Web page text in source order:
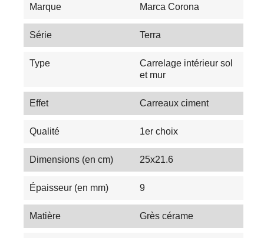
Marque Marca Corona
Série Terra
Type
Carrelage intérieur sol
et mur
Effet Carreaux ciment
Qualité 1er choix
Dimensions (en cm) 25x21.6
Épaisseur (en mm) 9
Matière Grès cérame